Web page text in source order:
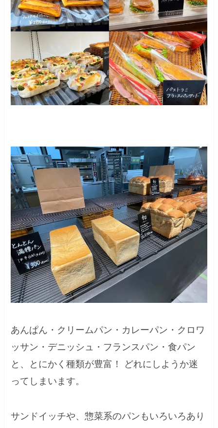
あんぱん・クリームパン・カレーパン・クロワ
ッサン・デニッシュ・フランスパン・食パン
と、とにかく種類が豊富！ どれにしようか迷
ってしまいます。
サンドイッチや、惣菜系のパンもいろいろあり